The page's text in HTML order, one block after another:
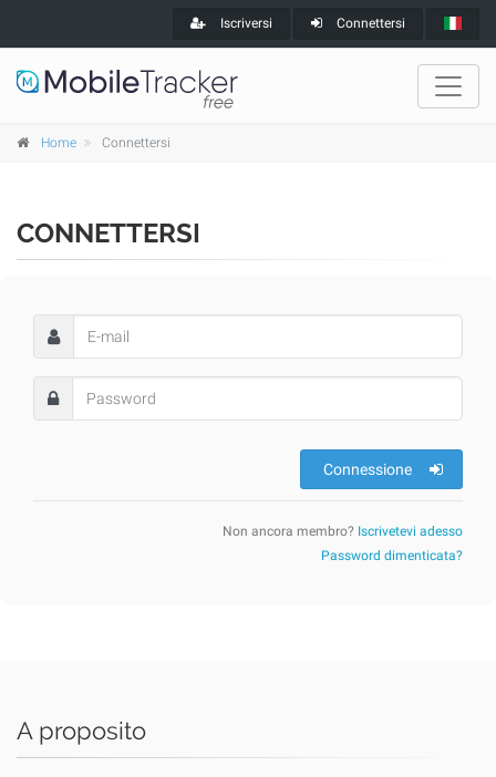
Iscriversi Connettersi
Home Connettersi
CONNETTERSI
Connessione
Non ancora membro? Iscrivetevi adesso
Password dimenticata?
A proposito